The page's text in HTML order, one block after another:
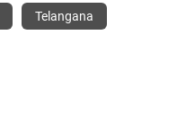
Telangana